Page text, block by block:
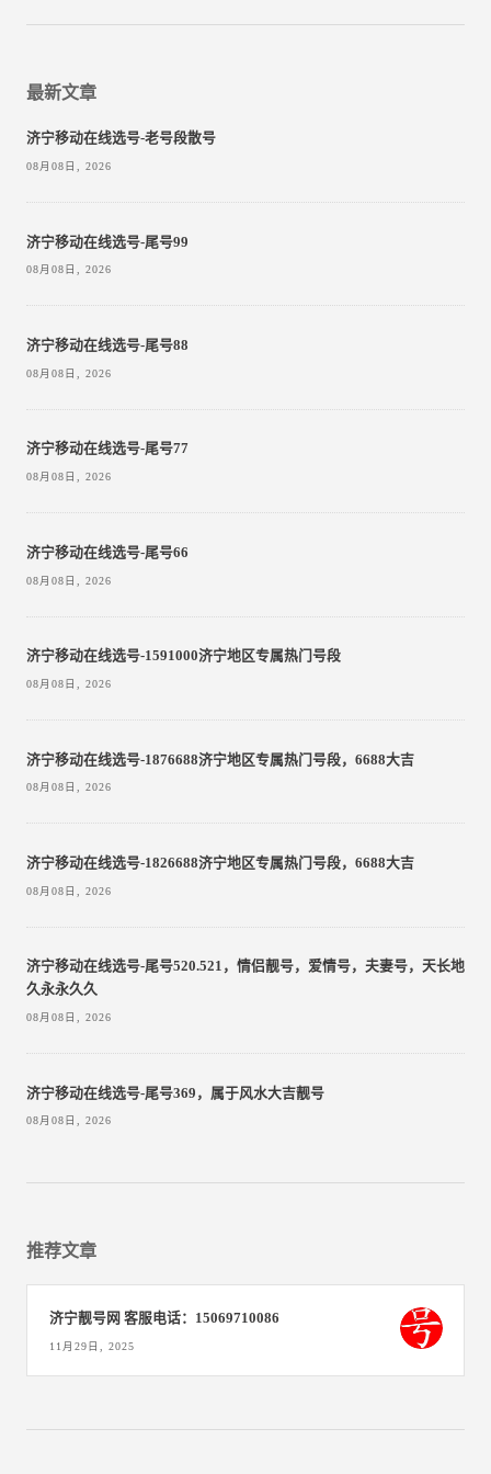
最新文章
济宁移动在线选号-老号段散号
08月08日, 2026
济宁移动在线选号-尾号99
08月08日, 2026
济宁移动在线选号-尾号88
08月08日, 2026
济宁移动在线选号-尾号77
08月08日, 2026
济宁移动在线选号-尾号66
08月08日, 2026
济宁移动在线选号-1591000济宁地区专属热门号段
08月08日, 2026
济宁移动在线选号-1876688济宁地区专属热门号段，6688大吉
08月08日, 2026
济宁移动在线选号-1826688济宁地区专属热门号段，6688大吉
08月08日, 2026
济宁移动在线选号-尾号520.521，情侣靓号，爱情号，夫妻号，天长地
久永永久久
08月08日, 2026
济宁移动在线选号-尾号369，属于风水大吉靓号
08月08日, 2026
推荐文章
济宁靓号网 客服电话：15069710086
11月29日, 2025